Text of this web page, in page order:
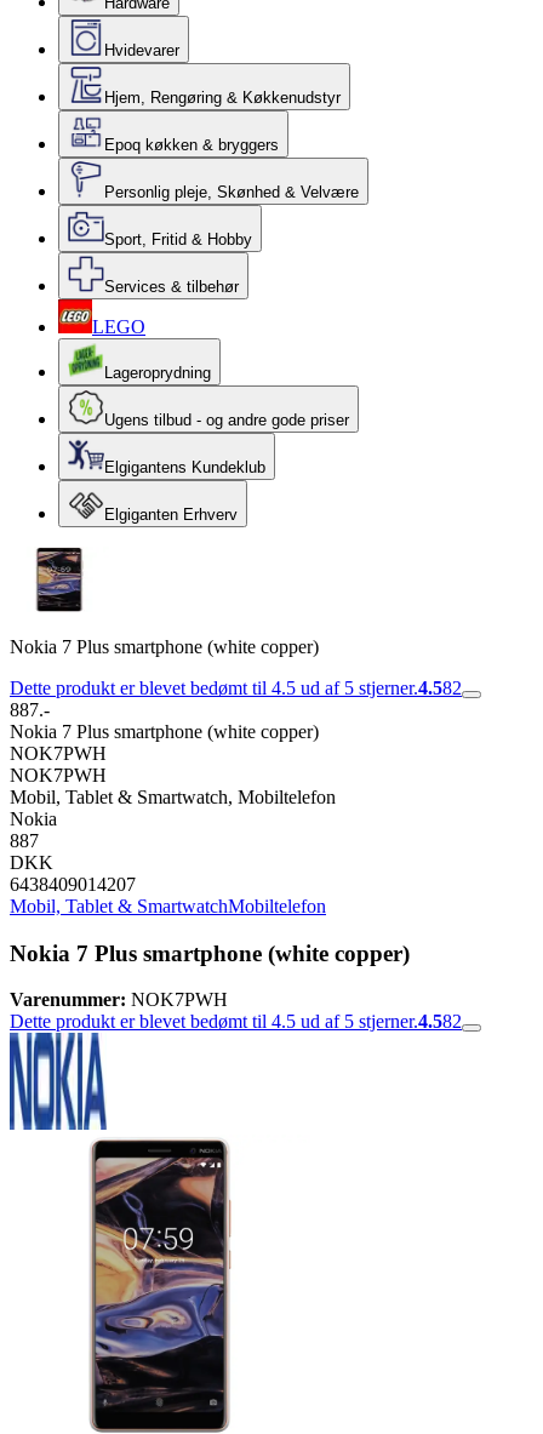
Hvidevarer
Hjem, Rengøring & Køkkenudstyr
Epoq køkken & bryggers
Personlig pleje, Skønhed & Velvære
Sport, Fritid & Hobby
Services & tilbehør
LEGO
Lageroprydning
Ugens tilbud - og andre gode priser
Elgigantens Kundeklub
Elgiganten Erhverv
Nokia 7 Plus smartphone (white copper)
Dette produkt er blevet bedømt til 4.5 ud af 5 stjerner.4.582
887.-
Nokia 7 Plus smartphone (white copper)
NOK7PWH
NOK7PWH
Mobil, Tablet & Smartwatch, Mobiltelefon
Nokia
887
DKK
6438409014207
Mobil, Tablet & SmartwatchMobiltelefon
Nokia 7 Plus smartphone (white copper)
Varenummer: NOK7PWH
Dette produkt er blevet bedømt til 4.5 ud af 5 stjerner.4.582